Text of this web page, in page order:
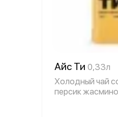
Айс Ти 0,33л
Холодный чай
персик